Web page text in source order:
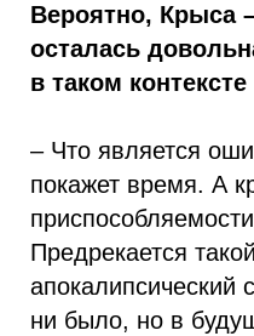
Вероятно, Крыса
осталась
в таком
– Что является
покажет время. А
Предрекается
ни было, но в